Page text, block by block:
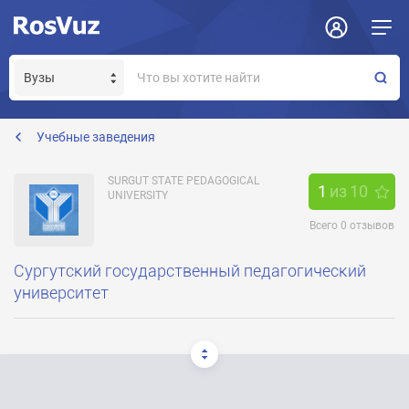
Учебные заведения
SURGUT STATE PEDAGOGICAL
UNIVERSITY
1 из 10
Всего 0 отзывов
Сургутский государственный педагогический
университет
office@surgpu.ru